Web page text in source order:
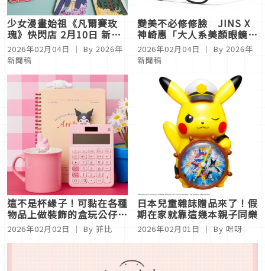
少女漫畫始祖《凡爾賽玫
瑰》快閃店 2月10日 新光
三越南西店一館登場！
2026年02月04日 ｜ By 2026年
新聞稿
變美不必修修臉 JINS X
神崎惠「大人系美顏眼鏡」
驚艷登場
2026年02月04日 ｜ By 2026年
新聞稿
這不是杯緣子！可黏在各種
物品上做裝飾的盒玩公仔
「HIPPERS」
2026年02月02日 ｜ By 菲比
日本兒童雜誌贈品來了！假
期在家就靠這幾本親子同樂
2026年02月01日 ｜ By 咪呀